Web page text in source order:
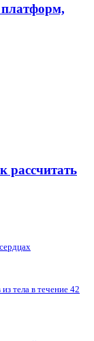
платформ,
рассчитать
тела в течение 42